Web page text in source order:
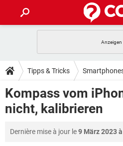
ANDROID
WINDOWS 10
WHATSAPP
TIPPS & TRICKS
SPIELE
ANDROID
WINDOWS 10
WHATSAPP
DOWNLOADS
SPIELE
FORUM
SPIELE
Tipps & Tricks
Kompass vom
nicht, kalibrieren
Dernière mise à jour le9 März 2023